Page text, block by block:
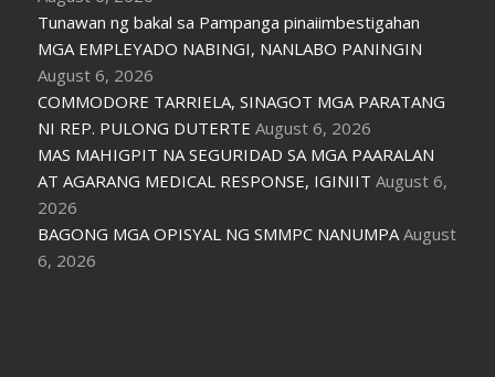
Tunawan ng bakal sa Pampanga pinaiimbestigahan
MGA EMPLEYADO NABINGI, NANLABO PANINGIN
August 6, 2026
COMMODORE TARRIELA, SINAGOT MGA PARATANG
NI REP. PULONG DUTERTE August 6, 2026
MAS MAHIGPIT NA SEGURIDAD SA MGA PAARALAN
AT AGARANG MEDICAL RESPONSE, IGINIIT August 6,
2026
BAGONG MGA OPISYAL NG SMMPC NANUMPA August
6, 2026